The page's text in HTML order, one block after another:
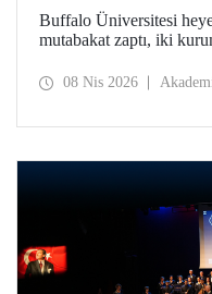
Buffalo Üniversitesi
mutabakat zaptı, iki
08 Nis 2026